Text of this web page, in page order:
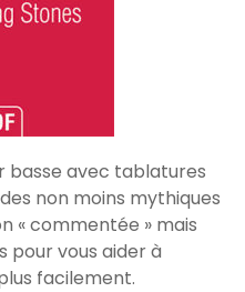
basse avec tablatures
non moins mythiques
« commentée » mais
pour vous aider à
facilement.